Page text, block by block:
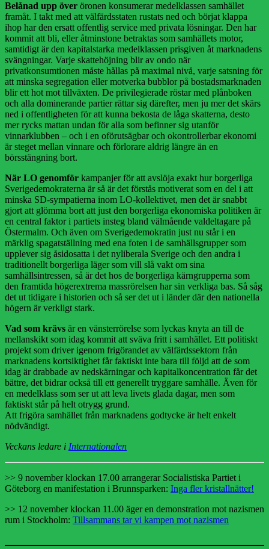
Belånad upp över öronen konsumerar medelklassen samhället
framåt. I takt med att välfärdsstaten rustats ned och börjat klappa
ihop har den ersatt offentlig service med privata lösningar. Den har
kommit att bli, eller åtminstone betraktas som samhällets motor,
samtidigt är den kapitalstarka medelklassen prisgiven åt marknadens
svängningar. Varje skattehöjning blir av ondo när
privatkonsumtionen måste hållas på maximal nivå, varje satsning för
att minska segregation eller motverka bubblor på bostadsmarknaden
blir ett hot mot tillväxten. De privilegierade röstar med plånboken
och alla dominerande partier rättar sig därefter, men ju mer det skärs
ned i offentligheten för att kunna bekosta de låga skatterna, desto
mer rycks mattan undan för alla som befinner sig utanför
vinnarklubben – och i en oförutsägbar och okontrollerbar ekonomi
är steget mellan vinnare och förlorare aldrig längre än en
börsstängning bort.
När LO genomför kampanjer för att avslöja exakt hur borgerliga
Sverigedemokraterna är så är det förstås motiverat som en del i att
minska SD-sympatierna inom LO-kollektivet, men det är snabbt
gjort att glömma bort att just den borgerliga ekonomiska politiken är
en central faktor i partiets insteg bland välmående valdeltagare på
Östermalm. Och även om Sverigedemokratin just nu står i en
märklig spagatställning med ena foten i de samhällsgrupper som
upplever sig åsidosatta i det nyliberala Sverige och den andra i
traditionellt borgerliga läger som vill slå vakt om sina
samhällsintressen, så är det hos de borgerliga kärngrupperna som
den framtida högerextrema massrörelsen har sin verkliga bas. Så såg
det ut tidigare i historien och så ser det ut i länder där den nationella
högern är verkligt stark.
Vad som krävs är en vänsterrörelse som lyckas knyta an till de
mellanskikt som idag kommit att sväva fritt i samhället. Ett politiskt
projekt som driver igenom frigörandet av välfärdssektorn från
marknadens kortsiktighet får faktiskt inte bara till följd att de som
idag är drabbade av nedskärningar och kapitalkoncentration får det
bättre, det bidrar också till ett generellt tryggare samhälle. Även för
en medelklass som ser ut att leva livets glada dagar, men som
faktiskt står på helt otrygg grund.
Att frigöra samhället från marknadens godtycke är helt enkelt
nödvändigt.
Veckans ledare i Internationalen
>> 9 november klockan 17.00 arrangerar Socialistiska Partiet i
Göteborg en manifestation i Brunnsparken: Inga fler kristallnätter!
>> 12 november klockan 11.00 äger en demonstration mot nazismen
rum i Stockholm: Tillsammans tar vi kampen mot nazismen